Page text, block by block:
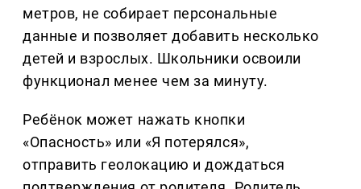
метров, не собирает персональные
данные и позволяет добавить несколько
детей и взрослых. Школьники освоили
функционал менее чем за минуту.
Ребёнок может нажать кнопки
«Опасность» или «Я потерялся»,
отправить геолокацию и дождаться